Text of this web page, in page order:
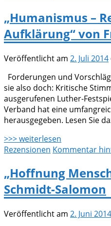
„Humanismus –
Aufklärung“ von
Veröffentlicht am 2. Juli 2014
Forderungen und
sie also doch: Kritische
ausgerufenen Luther-
Verband hat eine
herausgegeben. Lesen Sie
>>> weiterlesen
Rezensionen Kommentar
„Hoffnung
Schmidt-Salomon
Veröffentlicht am 2. Juni 2014